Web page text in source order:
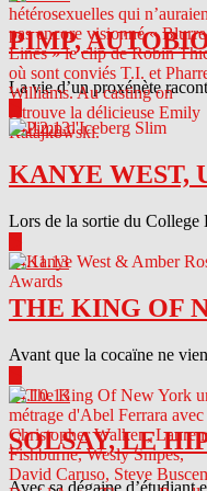
PIMP,
La vie d’un proxénète
04.12.13
KANYE WEST,
Lors de la sortie du
04.11.13
THE KING OF
Avant que la cocaïne ne
04.10.13
SOLSAY, LE